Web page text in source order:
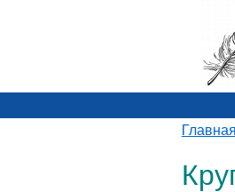
Главная